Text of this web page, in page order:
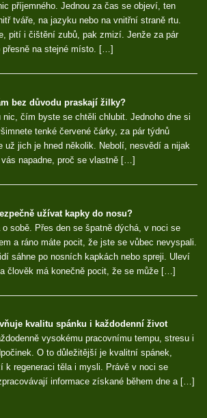
příjemného. Jednou za čas se objeví, ten
tváře, na jazyku nebo na vnitřní straně rtu.
pití i čištění zubů, pak zmizí. Jenže za pár
přesně na stejné místo. […]
bez důvodu praskají žilky?
nic, čím byste se chtěli chlubit. Jednoho dne si
tenké červené čárky, za pár týdnů
už jich je hned několik. Nebolí, nesvědí a nijak
napadne, proč se vlastně […]
užívat kapky do nosu?
o sobě. Přes den se špatně dýchá, v noci se
a ráno máte pocit, že jste se vůbec nevyspali.
sáhne po nosních kapkách nebo spreji. Uleví
člověk má konečně pocit, že se může […]
kvalitu spánku i každodenní život
vysokému pracovnímu tempu, stresu i
O to důležitější je kvalitní spánek,
k regeneraci těla i mysli. Právě v noci se
informace získané během dne a […]